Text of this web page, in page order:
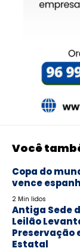
Você
Copa do
vence
2 Min lidos
Antiga Sede
Leilão
Preservação
Estatal